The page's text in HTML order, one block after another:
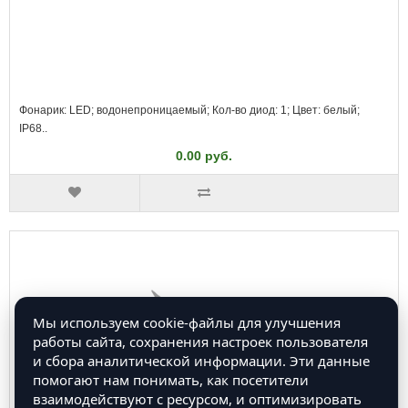
Фонарик: LED; водонепроницаемый; Кол-во диод: 1; Цвет: белый;
IP68..
0.00 руб.
Мы используем cookie-файлы для улучшения
работы сайта, сохранения настроек пользователя
и сбора аналитической информации. Эти данные
помогают нам понимать, как посетители
взаимодействуют с ресурсом, и оптимизировать